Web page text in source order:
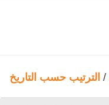
/ الترتيب حسب التاريخ